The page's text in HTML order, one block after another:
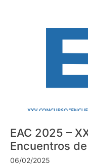
EAC 2025 –
Encuentros
06/02/2025